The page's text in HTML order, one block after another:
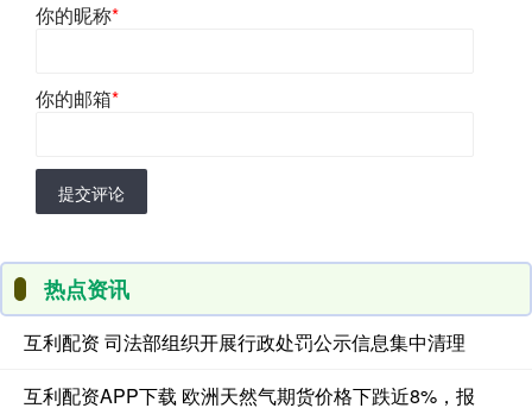
你的昵称*
你的邮箱*
提交评论
热点资讯
互利配资 司法部组织开展行政处罚公示信息集中清理
互利配资APP下载 欧洲天然气期货价格下跌近8%，报